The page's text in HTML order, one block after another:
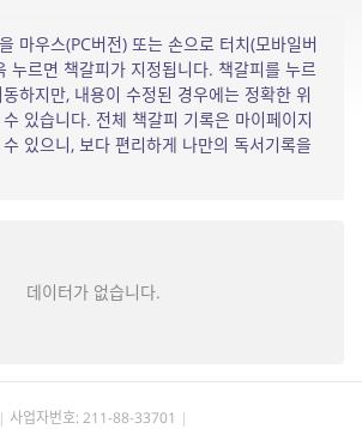
마우스(PC버전) 또는 손으로 터치(모바일버
누르면 책갈피가 지정됩니다. 책갈피를 누르
하지만, 내용이 수정된 경우에는 정확한 위
있습니다. 전체 책갈피 기록은 마이페이지
있으니, 보다 편리하게 나만의 독서기록을
데이터가 없습니다.
사업자번호: 211-88-33701